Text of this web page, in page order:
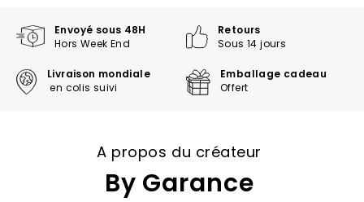
Envoyé sous 48H
Hors Week End
Retours
Sous 14 jours
Livraison mondiale
en colis suivi
Emballage cadeau
Offert
A propos du créateur
By Garance